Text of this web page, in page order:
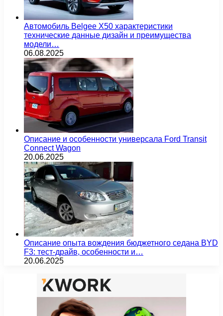
Автомобиль Belgee X50 характеристики
технические данные дизайн и преимущества
модели…
06.08.2025
Описание и особенности универсала Ford Transit
Connect Wagon
20.06.2025
Описание опыта вождения бюджетного седана BYD
F3: тест-драйв, особенности и…
20.06.2025